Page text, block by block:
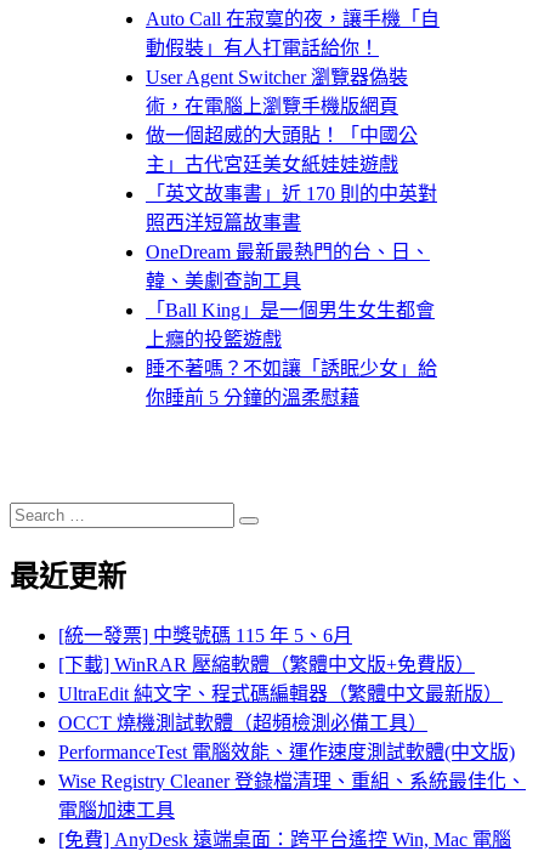
Auto Call 在寂寞的夜，讓手機「自
動假裝」有人打電話給你！
User Agent Switcher 瀏覽器偽裝
術，在電腦上瀏覽手機版網頁
做一個超威的大頭貼！「中國公
主」古代宮廷美女紙娃娃遊戲
「英文故事書」近 170 則的中英對
照西洋短篇故事書
OneDream 最新最熱門的台、日、
韓、美劇查詢工具
「Ball King」是一個男生女生都會
上癮的投籃遊戲
睡不著嗎？不如讓「誘眠少女」給
你睡前 5 分鐘的溫柔慰藉
Search
for:
Search
最近更新
[統一發票] 中獎號碼 115 年 5、6月
[下載] WinRAR 壓縮軟體（繁體中文版+免費版）
UltraEdit 純文字、程式碼編輯器（繁體中文最新版）
OCCT 燒機測試軟體（超頻檢測必備工具）
PerformanceTest 電腦效能、運作速度測試軟體(中文版)
Wise Registry Cleaner 登錄檔清理、重組、系統最佳化、
電腦加速工具
[免費] AnyDesk 遠端桌面：跨平台遙控 Win, Mac 電腦